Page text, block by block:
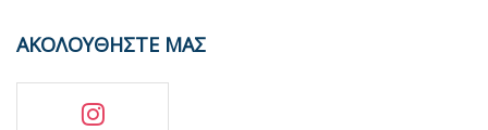
ΑΚΟΛΟΥΘΗΣΤΕ ΜΑΣ